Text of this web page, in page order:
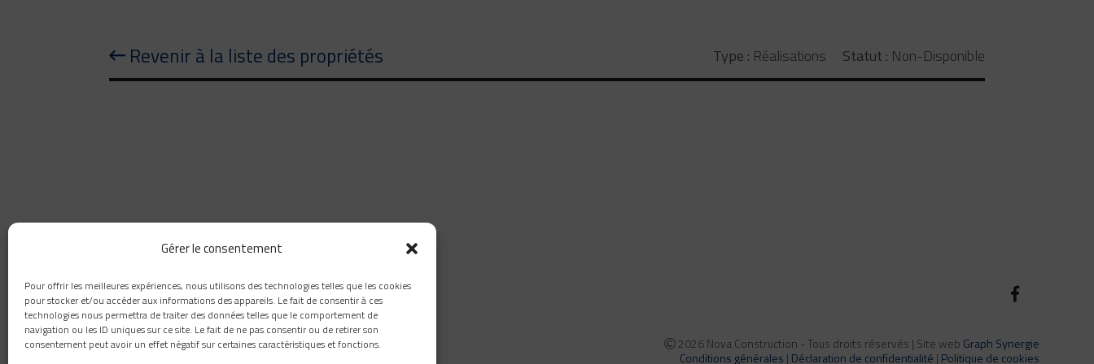
Gérer le consentement
Pour offrir les meilleures expériences, nous utilisons des technologies telles que les cookies
pour stocker et/ou accéder aux informations des appareils. Le fait de consentir à ces
technologies nous permettra de traiter des données telles que le comportement de
navigation ou les ID uniques sur ce site. Le fait de ne pas consentir ou de retirer son
consentement peut avoir un effet négatif sur certaines caractéristiques et fonctions.
Revenir à la liste des propriétés Type : Réalisations Statut : Non-Disponible
418 660-8111
1259, rue Paul-émile-Giroux, Québec, G1C 0K9
info@novaconstructioncp.com
2026 Nova Construction - Tous droits réservés | Site web Graph Synergie
Conditions générales | Déclaration de confidentialité | Politique de cookies